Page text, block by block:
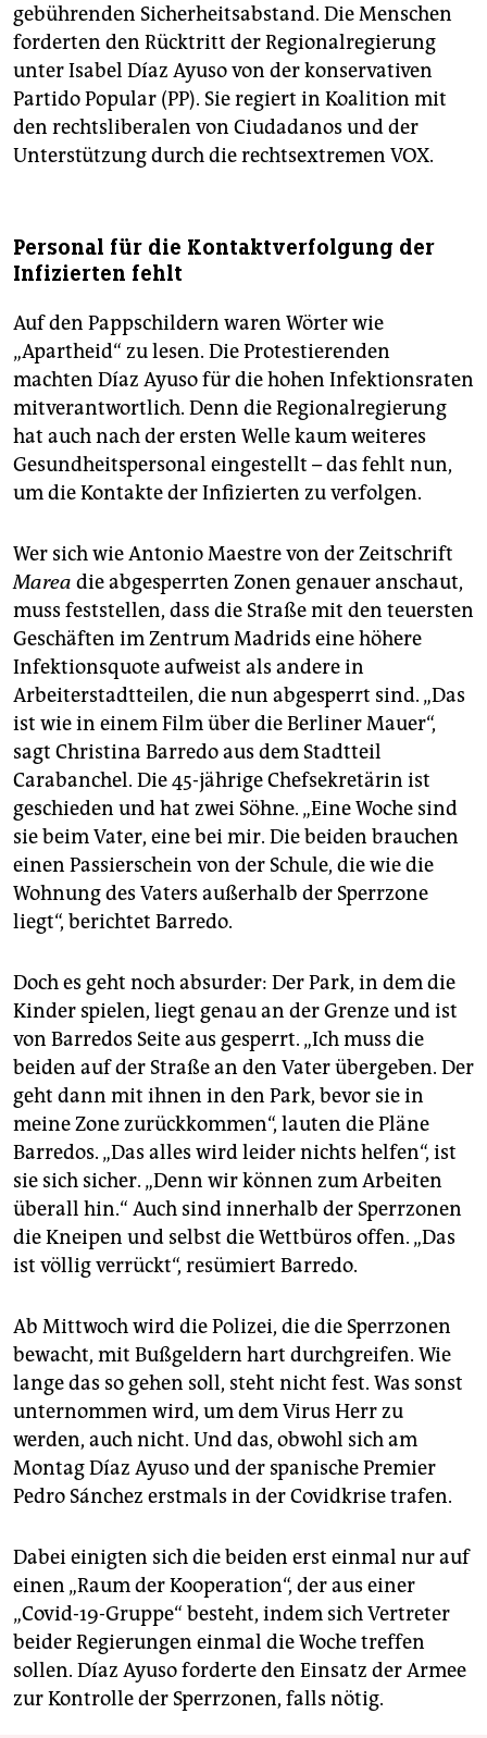
gebührenden Sicherheitsabstand. Die Menschen
forderten den Rücktritt der Regionalregierung
unter Isabel Díaz Ayuso von der konservativen
Partido Popular (PP). Sie regiert in Koalition mit
den rechtsliberalen von Ciudadanos und der
Unterstützung durch die rechtsextremen VOX.
Personal für die Kontaktverfolgung der
Infizierten fehlt
Auf den Pappschildern waren Wörter wie
„Apartheid“ zu lesen. Die Protestierenden
machten Díaz Ayuso für die hohen Infektionsraten
mitverantwortlich. Denn die Regionalregierung
hat auch nach der ersten Welle kaum weiteres
Gesundheitspersonal eingestellt – das fehlt nun,
um die Kontakte der Infizierten zu verfolgen.
Wer sich wie Antonio Maestre von der Zeitschrift
Marea die abgesperrten Zonen genauer anschaut,
muss feststellen, dass die Straße mit den teuersten
Geschäften im Zentrum Madrids eine höhere
Infektionsquote aufweist als andere in
Arbeiterstadtteilen, die nun abgesperrt sind. „Das
ist wie in einem Film über die Berliner Mauer“,
sagt Christina Barredo aus dem Stadtteil
Carabanchel. Die 45-jährige Chefsekretärin ist
geschieden und hat zwei Söhne. „Eine Woche sind
sie beim Vater, eine bei mir. Die beiden brauchen
einen Passierschein von der Schule, die wie die
Wohnung des Vaters außerhalb der Sperrzone
liegt“, berichtet Barredo.
Doch es geht noch absurder: Der Park, in dem die
Kinder spielen, liegt genau an der Grenze und ist
von Barredos Seite aus gesperrt. „Ich muss die
beiden auf der Straße an den Vater übergeben. Der
geht dann mit ihnen in den Park, bevor sie in
meine Zone zurückkommen“, lauten die Pläne
Barredos. „Das alles wird leider nichts helfen“, ist
sie sich sicher. „Denn wir können zum Arbeiten
überall hin.“ Auch sind innerhalb der Sperrzonen
die Kneipen und selbst die Wettbüros offen. „Das
ist völlig verrückt“, resümiert Barredo.
Ab Mittwoch wird die Polizei, die die Sperrzonen
bewacht, mit Bußgeldern hart durchgreifen. Wie
lange das so gehen soll, steht nicht fest. Was sonst
unternommen wird, um dem Virus Herr zu
werden, auch nicht. Und das, obwohl sich am
Montag Díaz Ayuso und der spanische Premier
Pedro Sánchez erstmals in der Covidkrise trafen.
Dabei einigten sich die beiden erst einmal nur auf
einen „Raum der Kooperation“, der aus einer
„Covid-19-Gruppe“ besteht, indem sich Vertreter
beider Regierungen einmal die Woche treffen
sollen. Díaz Ayuso forderte den Einsatz der Armee
zur Kontrolle der Sperrzonen, falls nötig.